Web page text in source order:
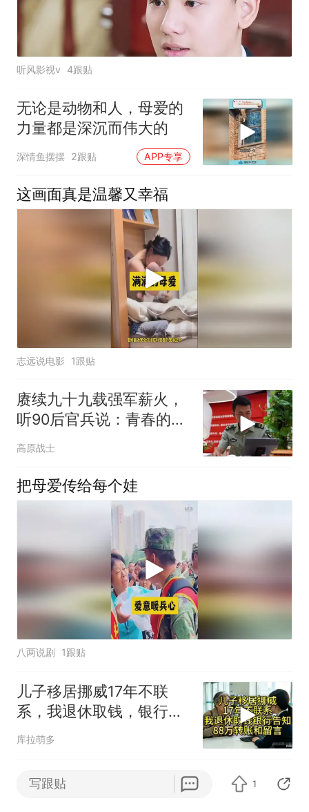
听风影视v 4跟贴
无论是动物和人，母爱的
力量都是深沉而伟大的
深情鱼摆摆 2跟贴 APP专享
这画面真是温馨又幸福
志远说电影 1跟贴
赓续九十九载强军薪火，
听90后官兵说：青春的底
色是奋斗，军人的使命是
高原战士
把母爱传给每个娃
八两说剧 1跟贴
儿子移居挪威17年不联
系，我退休取钱，银行告
知有笔88万转账和留
库拉萌多
黑海港口停摆令大乌经济失血，日均损失
写跟贴 1